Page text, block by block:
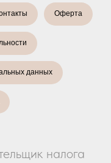
Оферта
данных
налога